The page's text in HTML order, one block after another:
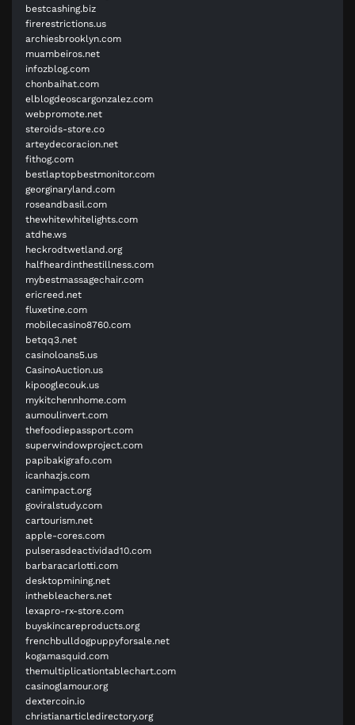
bestcashing.biz
firerestrictions.us
archiesbrooklyn.com
muambeiros.net
infozblog.com
chonbaihat.com
elblogdeoscargonzalez.com
webpromote.net
steroids-store.co
arteydecoracion.net
fithog.com
bestlaptopbestmonitor.com
georginaryland.com
roseandbasil.com
thewhitewhitelights.com
atdhe.ws
heckrodtwetland.org
halfheardinthestillness.com
mybestmassagechair.com
ericreed.net
fluxetine.com
mobilecasino8760.com
betqq3.net
casinoloans5.us
CasinoAuction.us
kipooglecouk.us
mykitchennhome.com
aumoulinvert.com
thefoodiepassport.com
superwindowproject.com
papibakigrafo.com
icanhazjs.com
canimpact.org
goviralstudy.com
cartourism.net
apple-cores.com
pulserasdeactividad10.com
barbaracarlotti.com
desktopmining.net
inthebleachers.net
lexapro-rx-store.com
buyskincareproducts.org
frenchbulldogpuppyforsale.net
kogamasquid.com
themultiplicationtablechart.com
casinoglamour.org
dextercoin.io
christianarticledirectory.org